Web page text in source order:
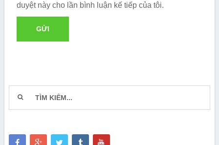
duyệt này cho lần bình luận kế tiếp của tôi.